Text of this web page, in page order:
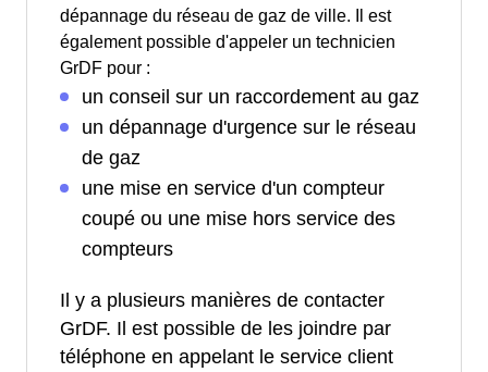
dépannage du réseau de gaz de ville. Il est
également possible d'appeler un technicien
GrDF pour :
un conseil sur un raccordement au gaz
un dépannage d'urgence sur le réseau
de gaz
une mise en service d'un compteur
coupé ou une mise hors service des
compteurs
Il y a plusieurs manières de contacter
GrDF. Il est possible de les joindre par
téléphone en appelant le service client